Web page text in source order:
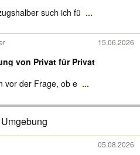
such ich fü ...
15.06.2026
von Privat für Privat
vor der Frage, ob e ...
05.08.2026